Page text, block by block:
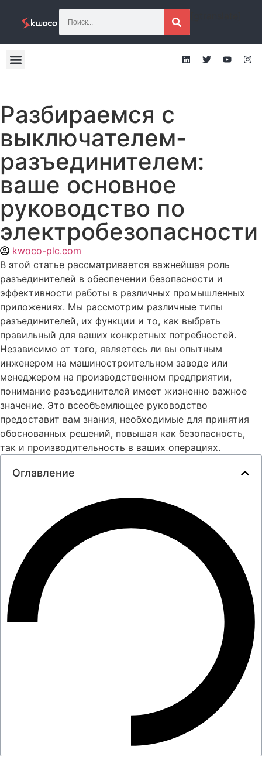
Разбираемся с
выключателем-
разъединителем:
ваше основное
руководство по
электробезопасности
kwoco-plc.com
В этой статье рассматривается важнейшая роль
разъединителей в обеспечении безопасности и
эффективности работы в различных промышленных
приложениях. Мы рассмотрим различные типы
разъединителей, их функции и то, как выбрать
правильный для ваших конкретных потребностей.
Независимо от того, являетесь ли вы опытным
инженером на машиностроительном заводе или
менеджером на производственном предприятии,
понимание разъединителей имеет жизненно важное
значение. Это всеобъемлющее руководство
предоставит вам знания, необходимые для принятия
обоснованных решений, повышая как безопасность,
так и производительность в ваших операциях.
Оглавление